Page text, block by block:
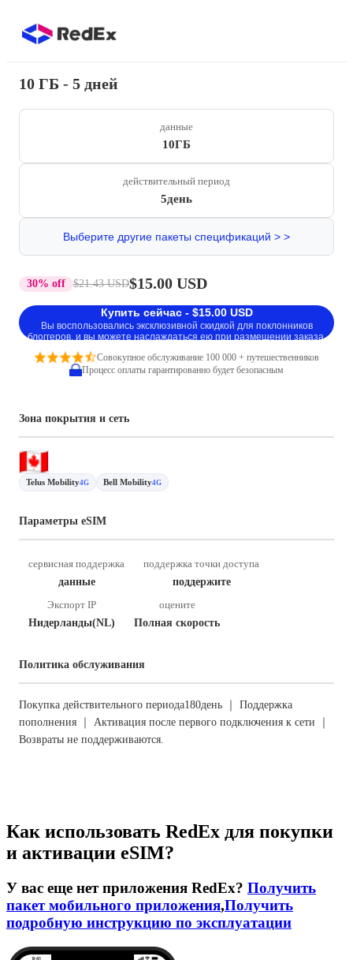
10 ГБ - 5 дней
данные
10ГБ
действительный период
5день
Выберите другие пакеты спецификаций > >
30% off $21.43 USD$15.00 USD
Купить сейчас - $15.00 USD
Вы воспользовались эксклюзивной скидкой для поклонников
блоггеров, и вы можете наслаждаться ею при размещении заказа.
Совокупное обслуживание 100 000 + путешественников
Процесс оплаты гарантированно будет безопасным
Зона покрытия и сеть
Telus Mobility4G Bell Mobility4G
Параметры eSIM
сервисная поддержка
данные
поддержка точки доступа
поддержите
Экспорт IP
Нидерланды(NL)
оцените
Полная скорость
Политика обслуживания
Покупка действительного периода180день ｜ Поддержка
пополнения ｜ Активация после первого подключения к сети ｜
Возвраты не поддерживаются.
Как использовать RedEx для покупки
и активации eSIM?
У вас еще нет приложения RedEx? Получить
пакет мобильного приложения,Получить
подробную инструкцию по эксплуатации